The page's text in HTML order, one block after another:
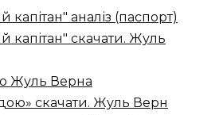
аналіз (паспорт)
капітан" скачати. Жуль
Жуль Верна
скачати. Жуль Верн